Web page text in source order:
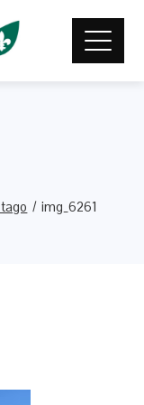
img_6261